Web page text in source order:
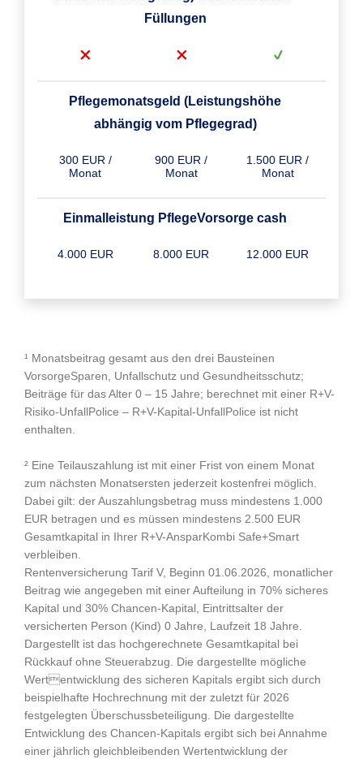
Füllungen
Pflegemonatsgeld (Leistungshöhe
abhängig vom Pflegegrad)
300 EUR /
Monat
900 EUR /
Monat
1.500 EUR /
Monat
Einmalleistung PflegeVorsorge cash
4.000 EUR 8.000 EUR 12.000 EUR
¹ Monatsbeitrag gesamt aus den drei Bausteinen
VorsorgeSparen, Unfallschutz und Gesundheitsschutz;
Beiträge für das Alter 0 – 15 Jahre; berechnet mit einer R+V-
Risiko-UnfallPolice – R+V-Kapital-UnfallPolice ist nicht
enthalten.
² Eine Teilauszahlung ist mit einer Frist von einem Monat
zum nächsten Monatsersten jederzeit kostenfrei möglich.
Dabei gilt: der Auszahlungsbetrag muss mindestens 1.000
EUR betragen und es müssen mindestens 2.500 EUR
Gesamtkapital in Ihrer R+V-AnsparKombi Safe+Smart
verbleiben.
Rentenversicherung Tarif V, Beginn 01.06.2026, monatlicher
Beitrag wie angegeben mit einer Aufteilung in 70% sicheres
Kapital und 30% Chancen-Kapital, Eintrittsalter der
versicherten Person (Kind) 0 Jahre, Laufzeit 18 Jahre.
Dargestellt ist das hochgerechnete Gesamtkapital bei
Rückkauf ohne Steuerabzug. Die dargestellte mögliche
Wertentwicklung des sicheren Kapitals ergibt sich durch
beispielhafte Hochrechnung mit der zuletzt für 2026
festgelegten Überschussbeteiligung. Die dargestellte
Entwicklung des Chancen-Kapitals ergibt sich bei Annahme
einer jährlich gleichbleibenden Wertentwicklung der